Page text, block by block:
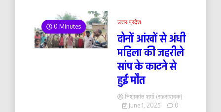
0 Minutes
उत्तर प्रदेश
दोनों आंखों से अंधी
महिला की जहरीले
सांप के काटने से
हुई मौत
निशाकांत शर्मा (सहसंपादक)
June 1, 2025
0